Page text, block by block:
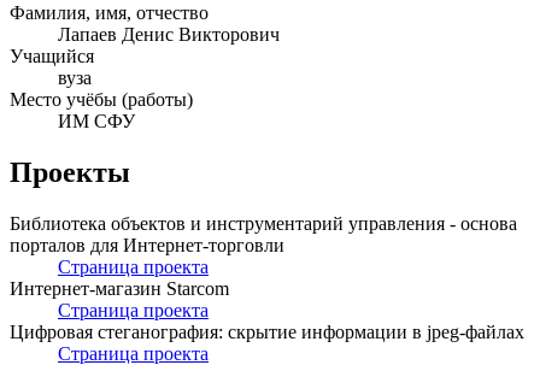
Фамилия, имя, отчество
Лапаев Денис Викторович
Учащийся
вуза
Место учёбы (работы)
ИМ СФУ
Проекты
Библиотека объектов и инструментарий управления - основа
порталов для Интернет-торговли
Страница проекта
Интернет-магазин Starcom
Страница проекта
Цифровая стеганография: скрытие информации в jpeg-файлах
Страница проекта